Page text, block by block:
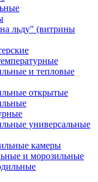
льду" (витрины
и тепловые
открытые
универсальные
камеры
и морозильные